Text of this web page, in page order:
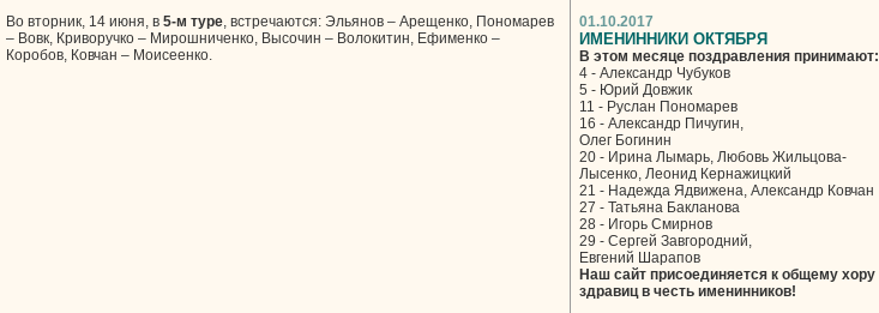
Во вторник, 14 июня, в 5-м туре, встречаются: Эльянов – Арещенко, Пономарев
– Вовк, Криворучко – Мирошниченко, Высочин – Волокитин, Ефименко –
Коробов, Ковчан – Моисеенко.
01.10.2017
ИМЕНИННИКИ ОКТЯБРЯ
В этом месяце поздравления принимают:
4 - Александр Чубуков
5 - Юрий Довжик
11 - Руслан Пономарев
16 - Александр Пичугин,
Олег Богинин
20 - Ирина Лымарь, Любовь Жильцова-
Лысенко, Леонид Кернажицкий
21 - Надежда Ядвижена, Александр Ковчан
27 - Татьяна Бакланова
28 - Игорь Смирнов
29 - Сергей Завгородний,
Евгений Шарапов
Наш сайт присоединяется к общему хору
здравиц в честь именинников!